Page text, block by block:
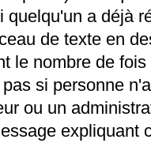
quelqu'un a déjà
de texte en
le nombre de
si personne
ou un
expliquant